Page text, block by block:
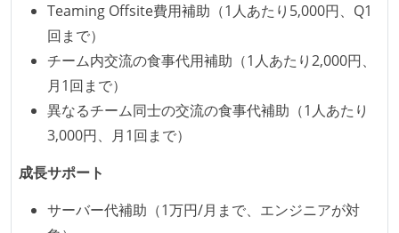
Teaming Offsite費用補助（1人あたり5,000円、Q1
回まで）
チーム内交流の食事代用補助（1人あたり2,000円、
月1回まで）
異なるチーム同士の交流の食事代補助（1人あたり
3,000円、月1回まで）
成長サポート
サーバー代補助（1万円/月まで、エンジニアが対